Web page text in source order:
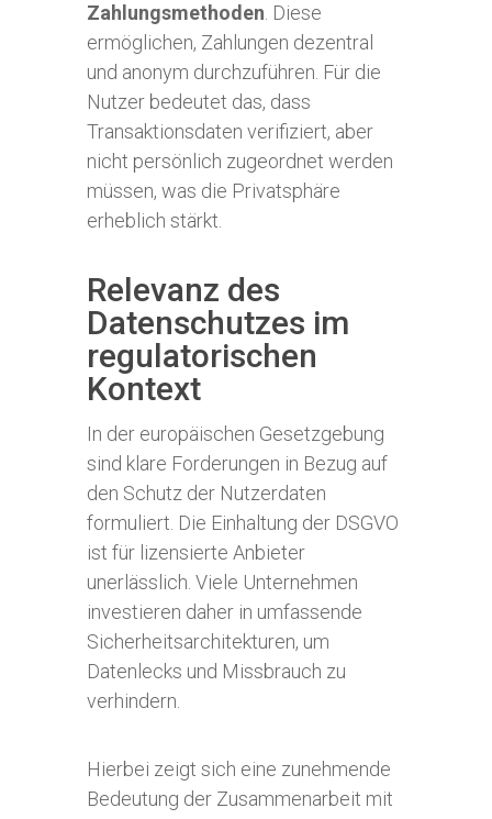
Zahlungsmethoden . Diese
ermöglichen, Zahlungen dezentral
und anonym durchzuführen. Für die
Nutzer bedeutet das, dass
Transaktionsdaten verifiziert, aber
nicht persönlich zugeordnet werden
müssen, was die Privatsphäre
erheblich stärkt.
Relevanz des
Datenschutzes im
regulatorischen
Kontext
In der europäischen Gesetzgebung
sind klare Forderungen in Bezug auf
den Schutz der Nutzerdaten
formuliert. Die Einhaltung der DSGVO
ist für lizensierte Anbieter
unerlässlich. Viele Unternehmen
investieren daher in umfassende
Sicherheitsarchitekturen, um
Datenlecks und Missbrauch zu
verhindern.
Hierbei zeigt sich eine zunehmende
Bedeutung der Zusammenarbeit mit